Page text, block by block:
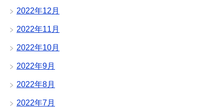
2022年12月
2022年11月
2022年10月
2022年9月
2022年8月
2022年7月